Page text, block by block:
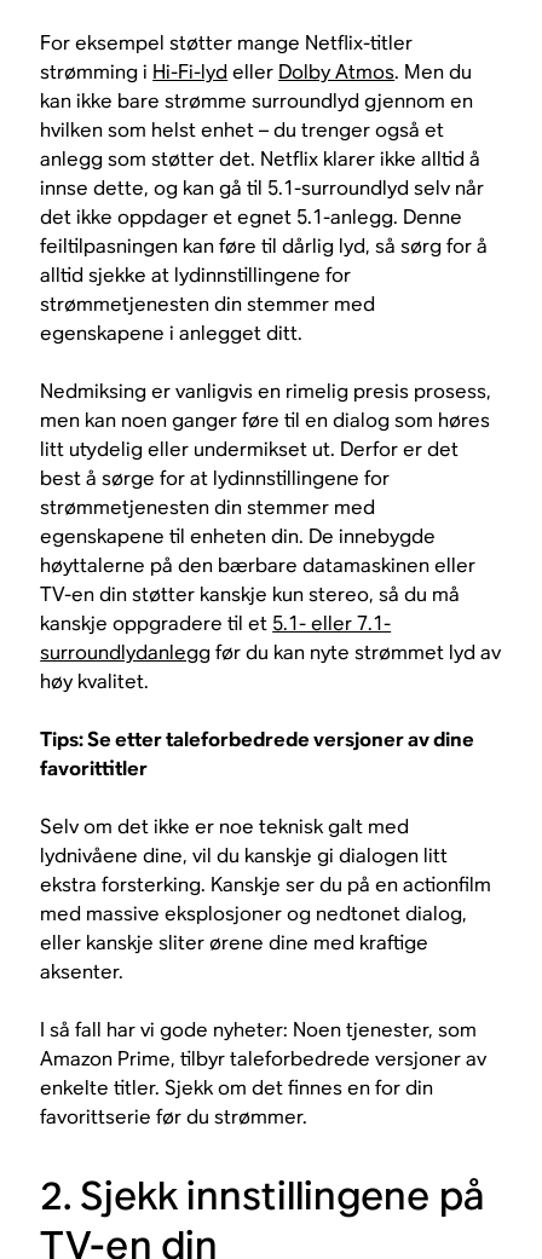
For eksempel støtter mange Netflix-titler
strømming i Hi-Fi-lyd eller Dolby Atmos. Men du
kan ikke bare strømme surroundlyd gjennom en
hvilken som helst enhet – du trenger også et
anlegg som støtter det. Netflix klarer ikke alltid å
innse dette, og kan gå til 5.1-surroundlyd selv når
det ikke oppdager et egnet 5.1-anlegg. Denne
feiltilpasningen kan føre til dårlig lyd, så sørg for å
alltid sjekke at lydinnstillingene for
strømmetjenesten din stemmer med
egenskapene i anlegget ditt.
Nedmiksing er vanligvis en rimelig presis prosess,
men kan noen ganger føre til en dialog som høres
litt utydelig eller undermikset ut. Derfor er det
best å sørge for at lydinnstillingene for
strømmetjenesten din stemmer med
egenskapene til enheten din. De innebygde
høyttalerne på den bærbare datamaskinen eller
TV-en din støtter kanskje kun stereo, så du må
kanskje oppgradere til et 5.1- eller 7.1-
surroundlydanleggfør du kan nyte strømmet lyd av
høy kvalitet.
Tips: Se etter taleforbedrede versjoner av dine
favorittitler
Selv om det ikke er noe teknisk galt med
lydnivåene dine, vil du kanskje gi dialogen litt
ekstra forsterking. Kanskje ser du på en actionfilm
med massive eksplosjoner og nedtonet dialog,
eller kanskje sliter ørene dine med kraftige
aksenter.
I så fall har vi gode nyheter: Noen tjenester, som
Amazon Prime, tilbyr taleforbedrede versjoner av
enkelte titler. Sjekk om det finnes en for din
favorittserie før du strømmer.
2. Sjekk innstillingene på
TV-en din